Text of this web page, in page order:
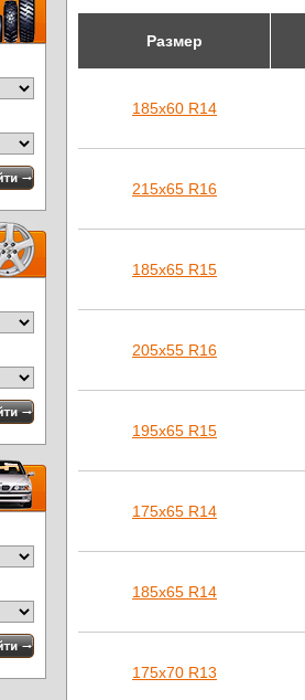
Размер
185х60 R14
215х65 R16
185х65 R15
205х55 R16
195х65 R15
175х65 R14
185х65 R14
175х70 R13